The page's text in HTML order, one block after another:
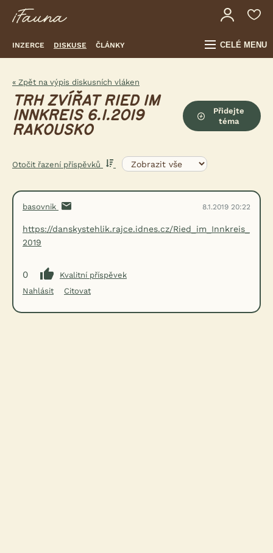
INZERCE DISKUSE ČLÁNKY CELÉ MENU
« Zpět na výpis diskusních vláken
TRH ZVÍŘAT RIED IM
INNKREIS 6.1.2019
RAKOUSKO
Přidejte
téma
Otočit řazení příspěvků
basovnik 8.1.2019 20:22
https://danskystehlik.rajce.idnes.cz/Ried_im_Innkreis_
2019
0
Kvalitní příspěvek
Nahlásit
Citovat